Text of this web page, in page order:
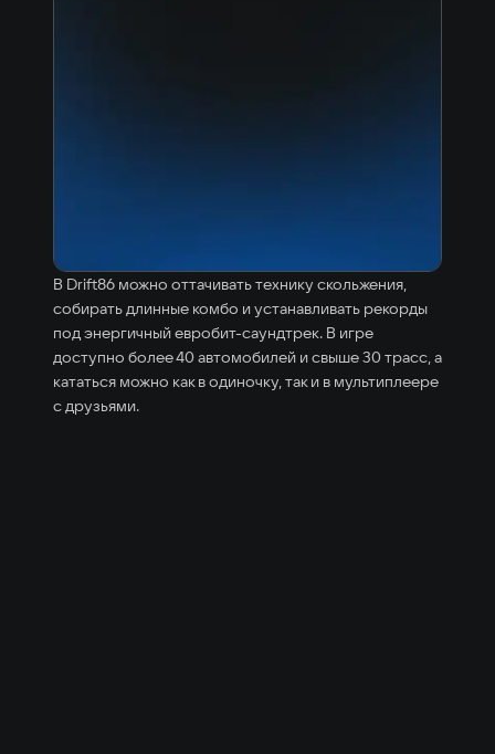
В Drift86 можно оттачивать технику скольжения,
собирать длинные комбо и устанавливать рекорды
под энергичный евробит-саундтрек. В игре
доступно более 40 автомобилей и свыше 30 трасс, а
кататься можно как в одиночку, так и в мультиплеере
с друзьями.